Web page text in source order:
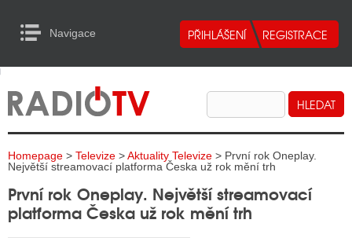
Navigace
RADIA
TELEVIZE
INTERNET
TISK
to Content
Homepage > Televize >Aktuality Televize > První rok Oneplay.
Největší streamovací platforma Česka už rok mění trh
První rok Oneplay. Největší streamovací
platforma Česka už rok mění trh